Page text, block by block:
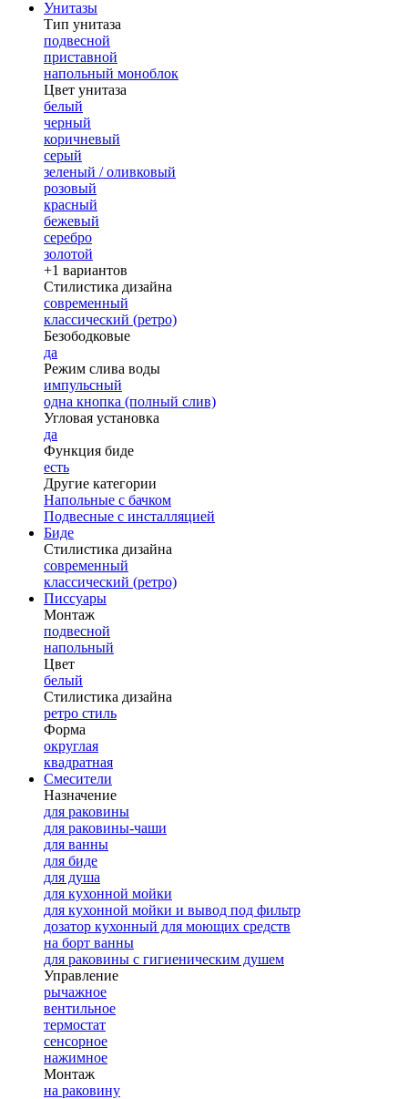
Унитазы
Тип унитаза
подвесной
приставной
напольный моноблок
Цвет унитаза
белый
черный
коричневый
серый
зеленый / оливковый
розовый
красный
бежевый
серебро
золотой
+1 вариантов
Стилистика дизайна
современный
классический (ретро)
Безободковые
да
Режим слива воды
импульсный
одна кнопка (полный слив)
Угловая установка
да
Функция биде
есть
Другие категории
Напольные с бачком
Подвесные с инсталляцией
Биде
Стилистика дизайна
современный
классический (ретро)
Писсуары
Монтаж
подвесной
напольный
Цвет
белый
Стилистика дизайна
ретро стиль
Форма
округлая
квадратная
Смесители
Назначение
для раковины
для раковины-чаши
для ванны
для биде
для душа
для кухонной мойки
для кухонной мойки и вывод под фильтр
дозатор кухонный для моющих средств
на борт ванны
для раковины с гигиеническим душем
Управление
рычажное
вентильное
термостат
сенсорное
нажимное
Монтаж
на раковину